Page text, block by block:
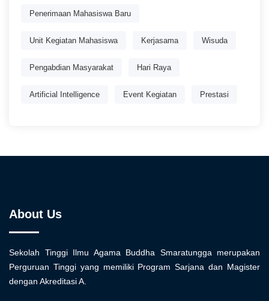
Penerimaan Mahasiswa Baru
Unit Kegiatan Mahasiswa Kerjasama Wisuda
Pengabdian Masyarakat Hari Raya
Artificial Intelligence Event Kegiatan Prestasi
About Us
Sekolah Tinggi Ilmu Agama Buddha Smaratungga merupakan
Perguruan Tinggi yang memiliki Program Sarjana dan Magister
dengan Akreditasi A.